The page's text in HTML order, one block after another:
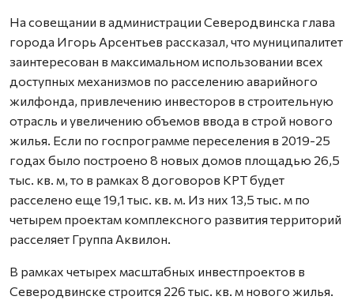
На совещании в администрации Северодвинска глава
города Игорь Арсентьев рассказал, что муниципалитет
заинтересован в максимальном использовании всех
доступных механизмов по расселению аварийного
жилфонда, привлечению инвесторов в строительную
отрасль и увеличению объемов ввода в строй нового
жилья. Если по госпрограмме переселения в 2019-25
годах было построено 8 новых домов площадью 26,5
тыс. кв. м, то в рамках 8 договоров КРТ будет
расселено еще 19,1 тыс. кв. м. Из них 13,5 тыс. м по
четырем проектам комплексного развития территорий
расселяет Группа Аквилон.
В рамках четырех масштабных инвестпроектов в
Северодвинске строится 226 тыс. кв. м нового жилья.